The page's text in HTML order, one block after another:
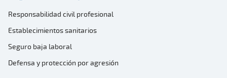
Responsabilidad civil profesional
Establecimientos sanitarios
Seguro baja laboral
Defensa y protección por agresión